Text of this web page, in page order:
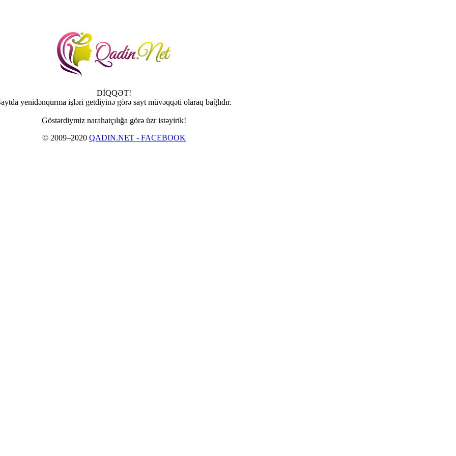
DİQQƏT!
yenidənqurma işləri getdiyinə görə sayt müvəqqəti olaraq bağlıdır.
Göstərdiymiz narahatçılığa görə üzr istəyirik!
© 2009–2020 QADIN.NET - FACEBOOK